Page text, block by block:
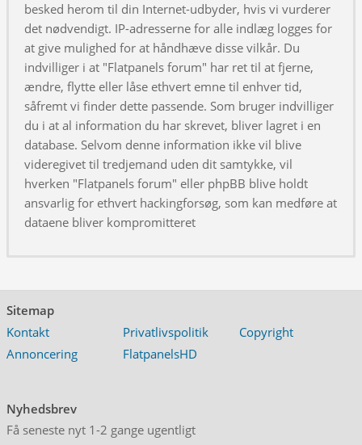
besked herom til din Internet-udbyder, hvis vi vurderer
det nødvendigt. IP-adresserne for alle indlæg logges for
at give mulighed for at håndhæve disse vilkår. Du
indvilliger i at "Flatpanels forum" har ret til at fjerne,
ændre, flytte eller låse ethvert emne til enhver tid,
såfremt vi finder dette passende. Som bruger indvilliger
du i at al information du har skrevet, bliver lagret i en
database. Selvom denne information ikke vil blive
videregivet til tredjemand uden dit samtykke, vil
hverken "Flatpanels forum" eller phpBB blive holdt
ansvarlig for ethvert hackingforsøg, som kan medføre at
dataene bliver kompromitteret
Sitemap
Kontakt
Privatlivspolitik
Copyright
Annoncering
FlatpanelsHD
Nyhedsbrev
Få seneste nyt 1-2 gange ugentligt